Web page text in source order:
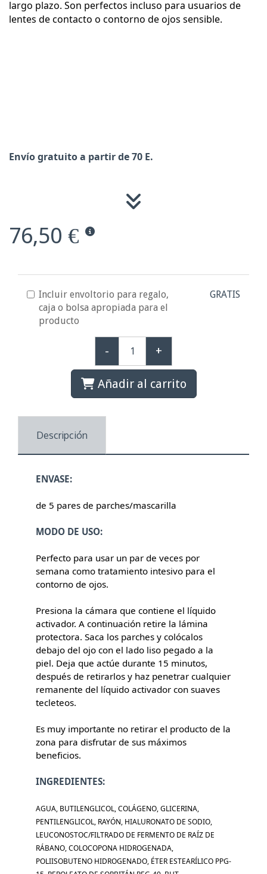
largo plazo. Son perfectos incluso para usuarios de
lentes de contacto o contorno de ojos sensible.
Envío gratuito a partir de 70 E.
76,50 €
Incluir envoltorio para regalo,
caja o bolsa apropiada para el
producto
GRATIS
- +
Añadir al carrito
Descripción
ENVASE:
de 5 pares de parches/mascarilla
MODO DE USO:
Perfecto para usar un par de veces por
semana como tratamiento intesivo para el
contorno de ojos.
Presiona la cámara que contiene el líquido
activador. A continuación retire la lámina
protectora. Saca los parches y colócalos
debajo del ojo con el lado liso pegado a la
piel. Deja que actúe durante 15 minutos,
después de retirarlos y haz penetrar cualquier
remanente del líquido activador con suaves
tecleteos.
Es muy importante no retirar el producto de la
zona para disfrutar de sus máximos
beneficios.
INGREDIENTES:
AGUA, BUTILENGLICOL, COLÁGENO, GLICERINA,
PENTILENGLICOL, RAYÓN, HIALURONATO DE SODIO,
LEUCONOSTOC/FILTRADO DE FERMENTO DE RAÍZ DE
RÁBANO, COLOCOPONA HIDROGENADA,
POLIISOBUTENO HIDROGENADO, ÉTER ESTEARÍLICO PPG-